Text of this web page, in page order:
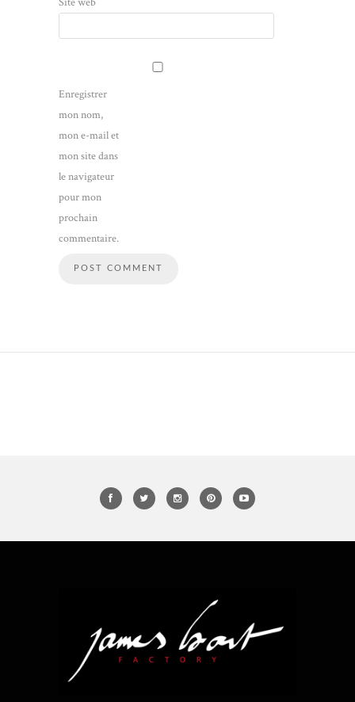
Enregistrer
mon nom,
mon e-mail et
mon site dans
le navigateur
pour mon
prochain
commentaire.